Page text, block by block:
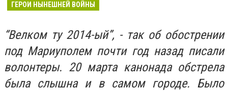
ГЕРОИ НЫНЕШНЕЙ ВОЙНЫ
“Велком ту 2014-ый”, - так об обострении
под Мариуполем почти год назад писали
волонтеры. 20 марта канонада обстрела
была слышна и в самом городе. Было